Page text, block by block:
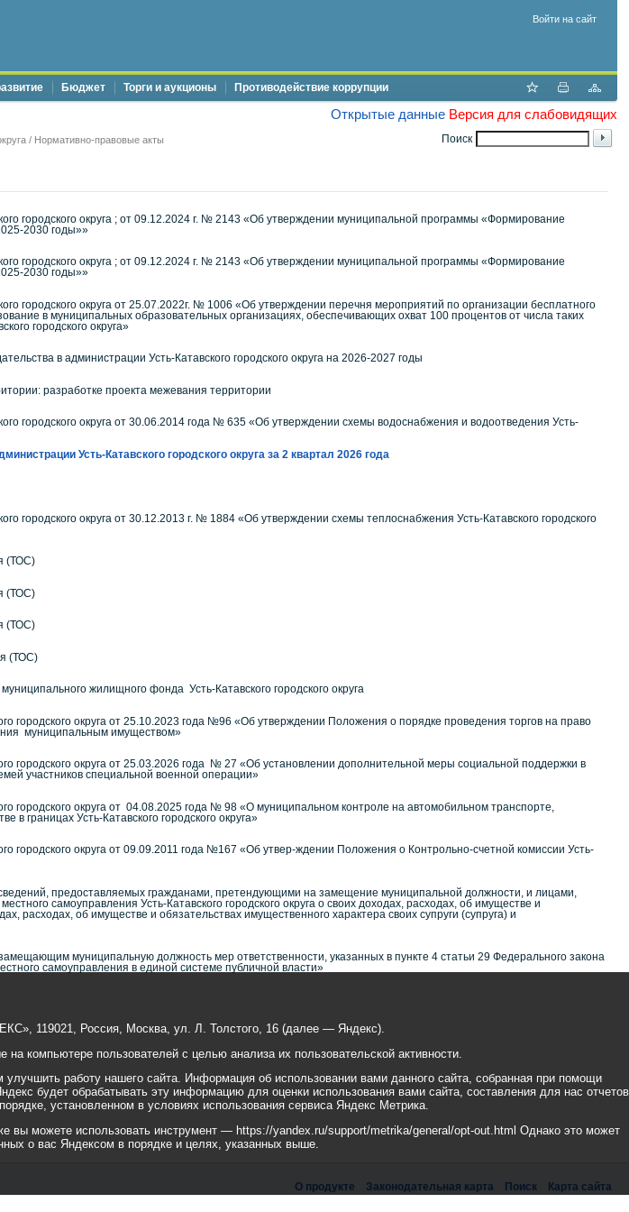
Войти на сайт
Бюджет Торги и аукционы Противодействие коррупции
Открытые данные Версия для слабовидящих
Поиск
/ Нормативно-правовые акты
городского округа ; от 09.12.2024 г. № 2143 «Об утверждении муниципальной программы «Формирование
2030 годы»»
городского округа ; от 09.12.2024 г. № 2143 «Об утверждении муниципальной программы «Формирование
2030 годы»»
городского округа от 25.07.2022г. № 1006 «Об утверждении перечня мероприятий по организации бесплатного
в муниципальных образовательных организациях, обеспечивающих охват 100 процентов от числа таких
городского округа»
в администрации Усть-Катавского городского округа на 2026-2027 годы
разработке проекта межевания территории
городского округа от 30.06.2014 года № 635 «Об утверждении схемы водоснабжения и водоотведения Усть-
Усть-Катавского городского округа за 2 квартал 2026 года
городского округа от 30.12.2013 г. № 1884 «Об утверждении схемы теплоснабжения Усть-Катавского городского
(ТОС)
(ТОС)
(ТОС)
(ТОС)
жилищного фонда Усть-Катавского городского округа
городского округа от 25.10.2023 года №96 «Об утверждении Положения о порядке проведения торгов на право
муниципальным имуществом»
городского округа от 25.03.2026 года № 27 «Об установлении дополнительной меры социальной поддержки в
участников специальной военной операции»
городского округа от 04.08.2025 года № 98 «О муниципальном контроле на автомобильном транспорте,
в границах Усть-Катавского городского округа»
городского округа от 09.09.2011 года №167 «Об утвер-ждении Положения о Контрольно-счетной комиссии Усть-
предоставляемых гражданами, претендующими на замещение муниципальной должности, и лицами,
самоуправления Усть-Катавского городского округа о своих доходах, расходах, об имуществе и
расходах, об имуществе и обязательствах имущественного характера своих супруги (супруга) и
муниципальную должность мер ответственности, указанных в пункте 4 статьи 29 Федерального закона
самоуправления в единой системе публичной власти»
О продукте Законодательная карта Поиск Карта сайта
119021, Россия, Москва, ул. Л. Толстого, 16 (далее — Яндекс).
компьютере пользователей с целью анализа их пользовательской активности.
работу нашего сайта. Информация об использовании вами данного сайта, собранная при помощи
будет обрабатывать эту информацию для оценки использования вами сайта, составления для нас
установленном в условиях использования сервиса Яндекс Метрика.
вы можете использовать инструмент — https://yandex.ru/support/metrika/general/opt-out.html Однако это может
о вас Яндексом в порядке и целях, указанных выше.